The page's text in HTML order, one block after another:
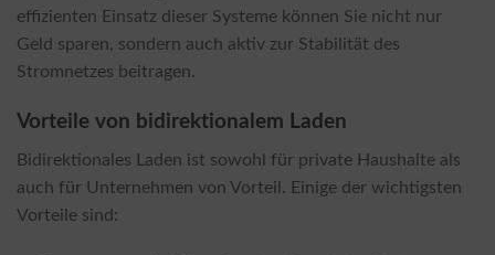
effizienten Einsatz dieser Systeme können Sie nicht nur
Geld sparen, sondern auch aktiv zur Stabilität des
Stromnetzes beitragen.
Vorteile von bidirektionalem Laden
Bidirektionales Laden ist sowohl für private Haushalte als
auch für Unternehmen von Vorteil. Einige der wichtigsten
Vorteile sind: